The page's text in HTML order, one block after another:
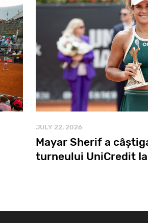
JULY 22, 2026
Mayar Sherif a
turneului UniCredit